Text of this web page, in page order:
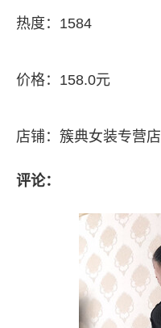
热度：1584
价格：158.0元
店铺：簇典女装专营店
评论：